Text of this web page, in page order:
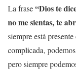
La frase“Dios te
no me sientas, te
siempre está
complicada,
pero siempre